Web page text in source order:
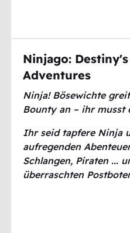
Ninjago:
Adventures
Ninja! Bösewichte
Bounty an – ihr musst
Ihr seid tapfere Ninja
aufregenden
Schlangen, Piraten ...
überraschten